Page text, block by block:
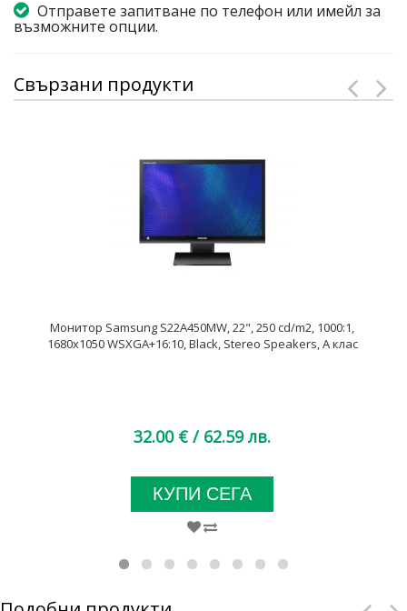
Отправете запитване по телефон или имейл за
възможните опции.
Свързани продукти
Монитор Samsung S22A450MW, 22", 250 cd/m2, 1000:1,
1680x1050 WSXGA+16:10, Black, Stereo Speakers, A клас
32.00 € / 62.59 лв.
КУПИ СЕГА